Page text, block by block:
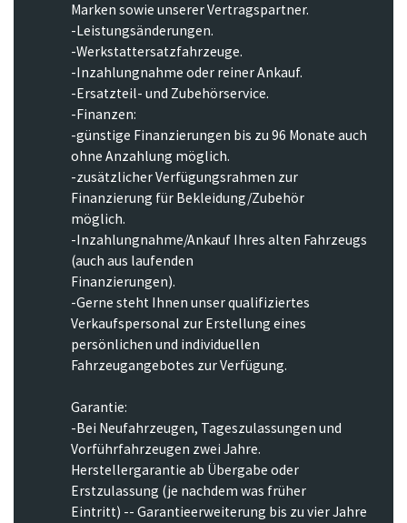
Marken sowie unserer Vertragspartner.
-Leistungsänderungen.
-Werkstattersatzfahrzeuge.
-Inzahlungnahme oder reiner Ankauf.
-Ersatzteil- und Zubehörservice.
-Finanzen:
-günstige Finanzierungen bis zu 96 Monate auch
ohne Anzahlung möglich.
-zusätzlicher Verfügungsrahmen zur
Finanzierung für Bekleidung/Zubehör
möglich.
-Inzahlungnahme/Ankauf Ihres alten Fahrzeugs
(auch aus laufenden
Finanzierungen).
-Gerne steht Ihnen unser qualifiziertes
Verkaufspersonal zur Erstellung eines
persönlichen und individuellen
Fahrzeugangebotes zur Verfügung.
Garantie:
-Bei Neufahrzeugen, Tageszulassungen und
Vorführfahrzeugen zwei Jahre.
Herstellergarantie ab Übergabe oder
Erstzulassung (je nachdem was früher
Eintritt) -- Garantieerweiterung bis zu vier Jahre